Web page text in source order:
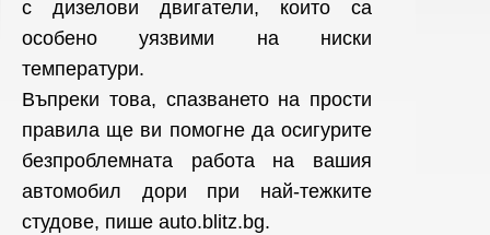
с дизелови двигатели, които са
особено уязвими на ниски
температури.
Въпреки това, спазването на прости
правила ще ви помогне да осигурите
безпроблемната работа на вашия
автомобил дори при най-тежките
студове, пише auto.blitz.bg.